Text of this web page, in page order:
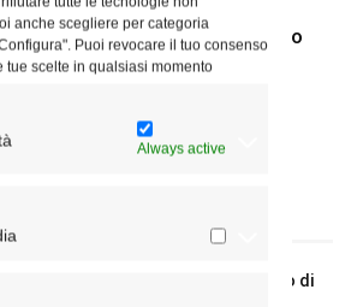
anche scegliere per categoria
Puoi revocare il tuo consenso
tue scelte in qualsiasi momento
Always active
28 al 31 agosto il pellegrinaggio
a Lourdes
estiva degli Uffici del Vicariato di